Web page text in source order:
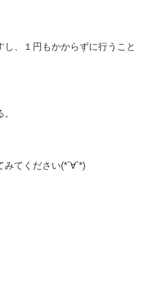
、１円もかからずに行うこと
みてください(*´∀`*)